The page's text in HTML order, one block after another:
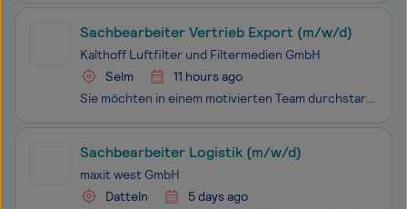
Sachbearbeiter Vertrieb Export (m/w/d)
Kalthoff Luftfilter und Filtermedien GmbH
Selm
11 hours ago
Sie möchten in einem motivierten Team durchstarten und sind auf der Suche nach einer neuen Herausforderung?Dann könnte unser Angebot genau das Richtige für Sie sein.Die Kalthoff Luftfilter und Filtermedien GmbH ist ein inhabergeprägtes, international bedeutendes mittelständisches Unternehmen, das si
Sachbearbeiter Logistik (m/w/d)
maxit west GmbH
Datteln
5 days ago